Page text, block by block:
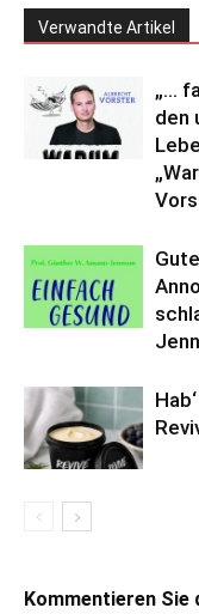
Verwandte Artikel
„…
den
Kommentieren Sie